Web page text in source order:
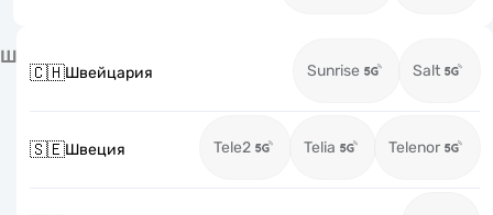
Ш
🇨🇭Швейцария Sunrise Salt
🇸🇪Швеция Tele2 Telia Telenor